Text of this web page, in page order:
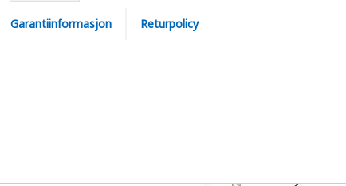
Garantiinformasjon Returpolicy